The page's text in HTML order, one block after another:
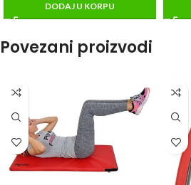
DODAJ U KORPU
Povezani proizvodi